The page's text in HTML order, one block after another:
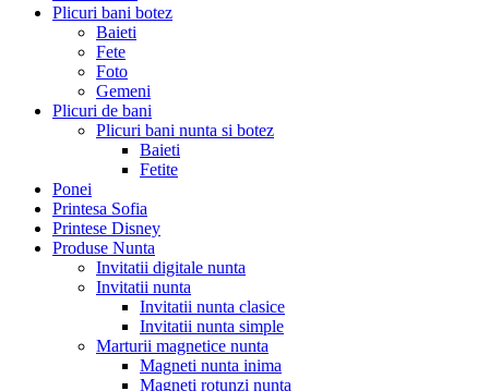
Plicuri bani botez
Baieti
Fete
Foto
Gemeni
Plicuri de bani
Plicuri bani nunta si botez
Baieti
Fetite
Ponei
Printesa Sofia
Printese Disney
Produse Nunta
Invitatii digitale nunta
Invitatii nunta
Invitatii nunta clasice
Invitatii nunta simple
Marturii magnetice nunta
Magneti nunta inima
Magneti rotunzi nunta